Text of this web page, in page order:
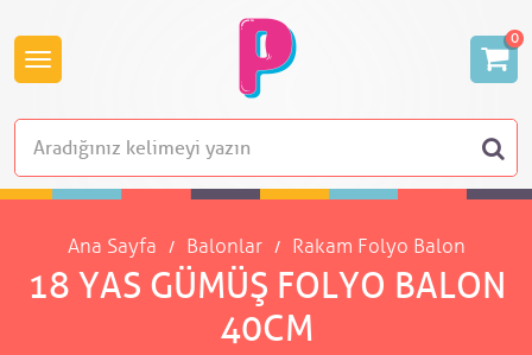
0
Ana Sayfa Balonlar Rakam Folyo Balon
18 YAS GÜMÜŞ FOLYO BALON
40CM